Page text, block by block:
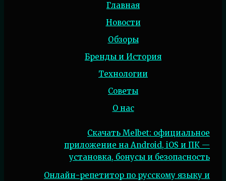
Главная
Новости
Обзоры
Бренды и История
Технологии
Советы
О нас
Скачать Melbet: официальное
приложение на Android, iOS и ПК —
установка, бонусы и безопасность
Онлайн-репетитор по русскому языку и